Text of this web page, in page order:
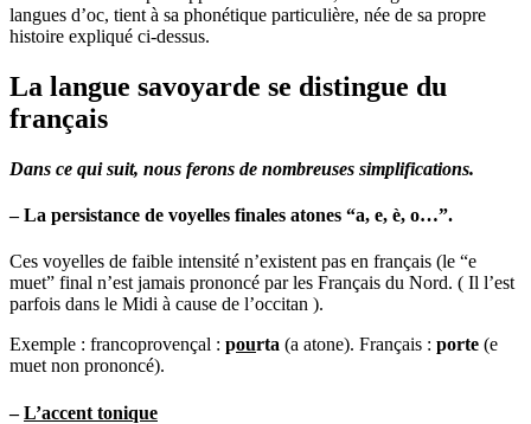
langues d’oc, tient à sa phonétique particulière, née de sa propre
histoire expliqué ci-dessus.
La langue savoyarde se distingue du
français
Dans ce qui suit, nous ferons de nombreuses simplifications.
– La persistance de voyelles finales atones “a, e, è, o…”.
Ces voyelles de faible intensité n’existent pas en français (le “e
muet” final n’est jamais prononcé par les Français du Nord. ( Il l’est
parfois dans le Midi à cause de l’occitan ).
Exemple : francoprovençal : pourta (a atone). Français : porte (e
muet non prononcé).
–L’accent tonique